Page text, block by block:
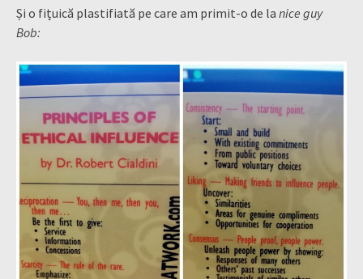
Și o fițuică plastifiată pe care am primit-o de la nice guy
Bob: